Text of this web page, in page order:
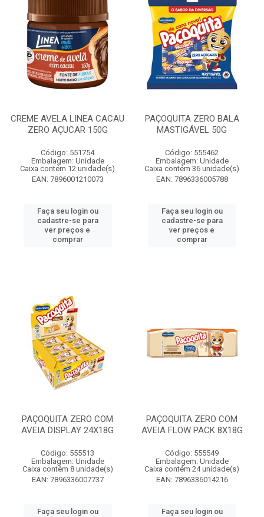
CREME AVELA LINEA CACAU
ZERO AÇUCAR 150G
Código: 551754
Embalagem: Unidade
Caixa contém 12 unidade(s)
EAN: 7896001210073
Faça seu login ou
cadastre-se para
ver preços e
comprar
PAÇOQUITA ZERO BALA
MASTIGÁVEL 50G
Código: 555462
Embalagem: Unidade
Caixa contém 36 unidade(s)
EAN: 7896336005788
Faça seu login ou
cadastre-se para
ver preços e
comprar
PAÇOQUITA ZERO COM
AVEIA DISPLAY 24X18G
Código: 555513
Embalagem: Unidade
Caixa contém 8 unidade(s)
EAN: 7896336007737
Faça seu login ou
PAÇOQUITA ZERO COM
AVEIA FLOW PACK 8X18G
Código: 555549
Embalagem: Unidade
Caixa contém 24 unidade(s)
EAN: 7896336014216
Faça seu login ou